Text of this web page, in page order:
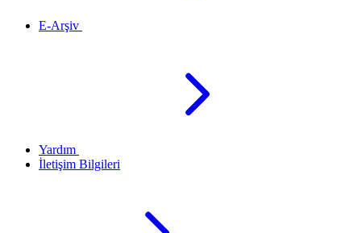
E-Arşiv
Yardım
İletişim Bilgileri